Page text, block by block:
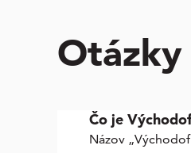
Čo je
Názov